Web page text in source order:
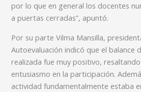
por lo que en general los docentes
a puertas cerradas”, apuntó.
Por su parte Vilma Mansilla,
Autoevaluación indicó que el balance
realizada fue muy positivo,
entusiasmo en la participación.
actividad fundamentalmente estaba